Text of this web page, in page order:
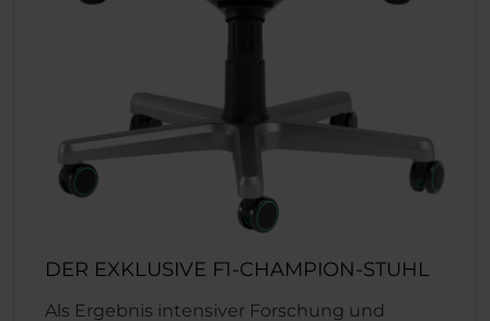
DER EXKLUSIVE F1-CHAMPION-STUHL
Als Ergebnis intensiver Forschung und